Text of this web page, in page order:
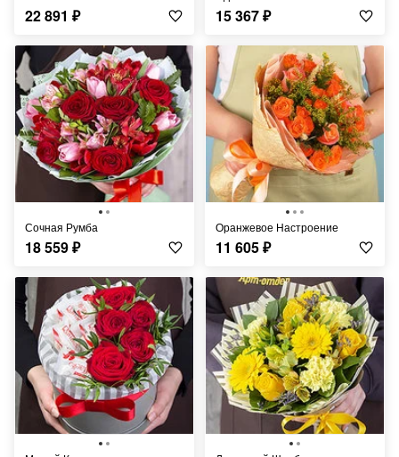
22 891 ₽ 15 367₽
Сочная Румба
18 559₽
Оранжевое Настроение
11 605₽